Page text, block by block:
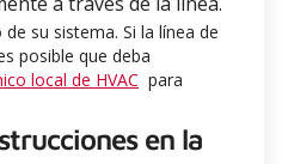
su sistema. Si la línea de
posible que deba
local de HVAC para
en la